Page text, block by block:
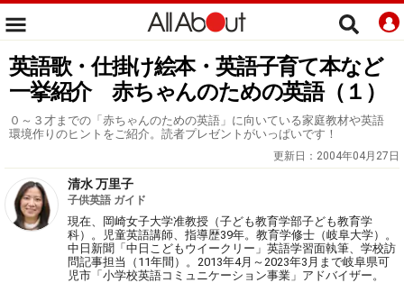
英語歌・仕掛け絵本・英語子育て本など
一挙紹介 赤ちゃんのための英語（１）
０～３才までの「赤ちゃんのための英語」に向いている家庭教材や英語
環境作りのヒントをご紹介。読者プレゼントがいっぱいです！
更新日： 2004年04月27日
清水 万里子
子供英語 ガイド
現在、岡崎女子大学准教授（子ども教育学部子ども教育学
科）。児童英語講師、指導歴39年。教育学修士（岐阜大学）。
中日新聞「中日こどもウイークリー」英語学習面執筆、学校訪
問記事担当（11年間）。2013年4月～2023年3月まで岐阜県可
児市「小学校英語コミュニケーション事業」アドバイザー。